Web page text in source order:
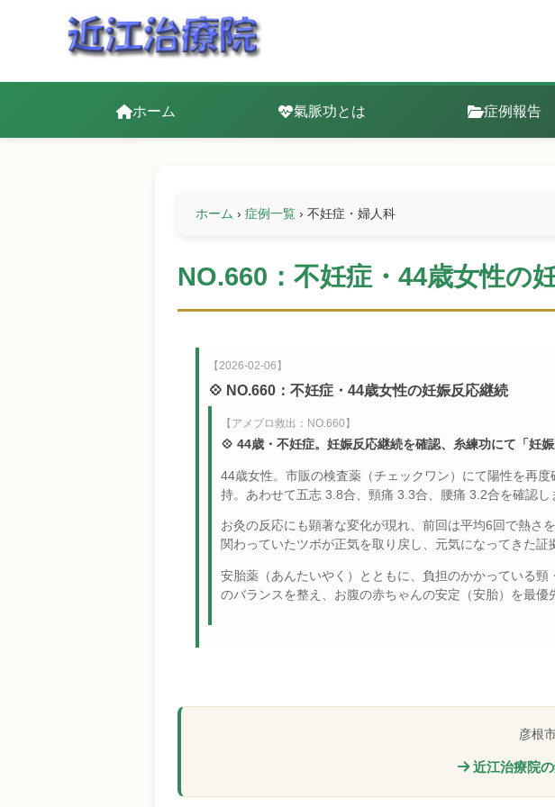
ホーム 氣脈功とは 症例報告
ホーム › 症例一覧 › 不妊症・婦人科
NO.660：不妊症・44歳女性の
【2026-02-06】
💠 NO.660：不妊症・44歳女性の妊娠反応継続
【アメブロ救出：NO.660】
💠 44歳・不妊症。妊娠反応継続を確認、糸練功にて「妊
44歳女性。市販の検査薬（チェックワン）にて陽性を再
持。あわせて五志 3.8合、頸痛 3.3合、腰痛 3.2合を確認し
お灸の反応にも顕著な変化が現れ、前回は平均6回で熱さ
関わっていたツボが正気を取り戻し、元気になってきた証
安胎薬（あんたいやく）とともに、負担のかかっている
のバランスを整え、お腹の赤ちゃんの安定（安胎）を最優
彦根
近江治療院